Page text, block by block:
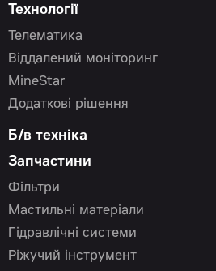
Технології
Телематика
Віддалений моніторинг
MineStar
Додаткові рішення
Б/в техніка
Запчастини
Фільтри
Мастильні матеріали
Гідравлічні системи
Ріжучий інструмент